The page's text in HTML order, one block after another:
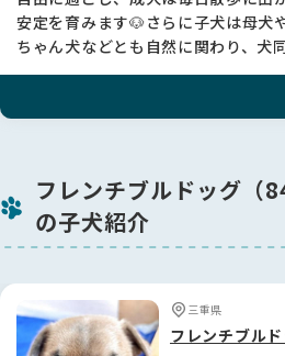
安定を育みます🐶さらに子犬は母犬
ちゃん犬などとも自然に関わり、犬
フレンチブルドッグ（
の子犬紹介
三重県
フレンチブル